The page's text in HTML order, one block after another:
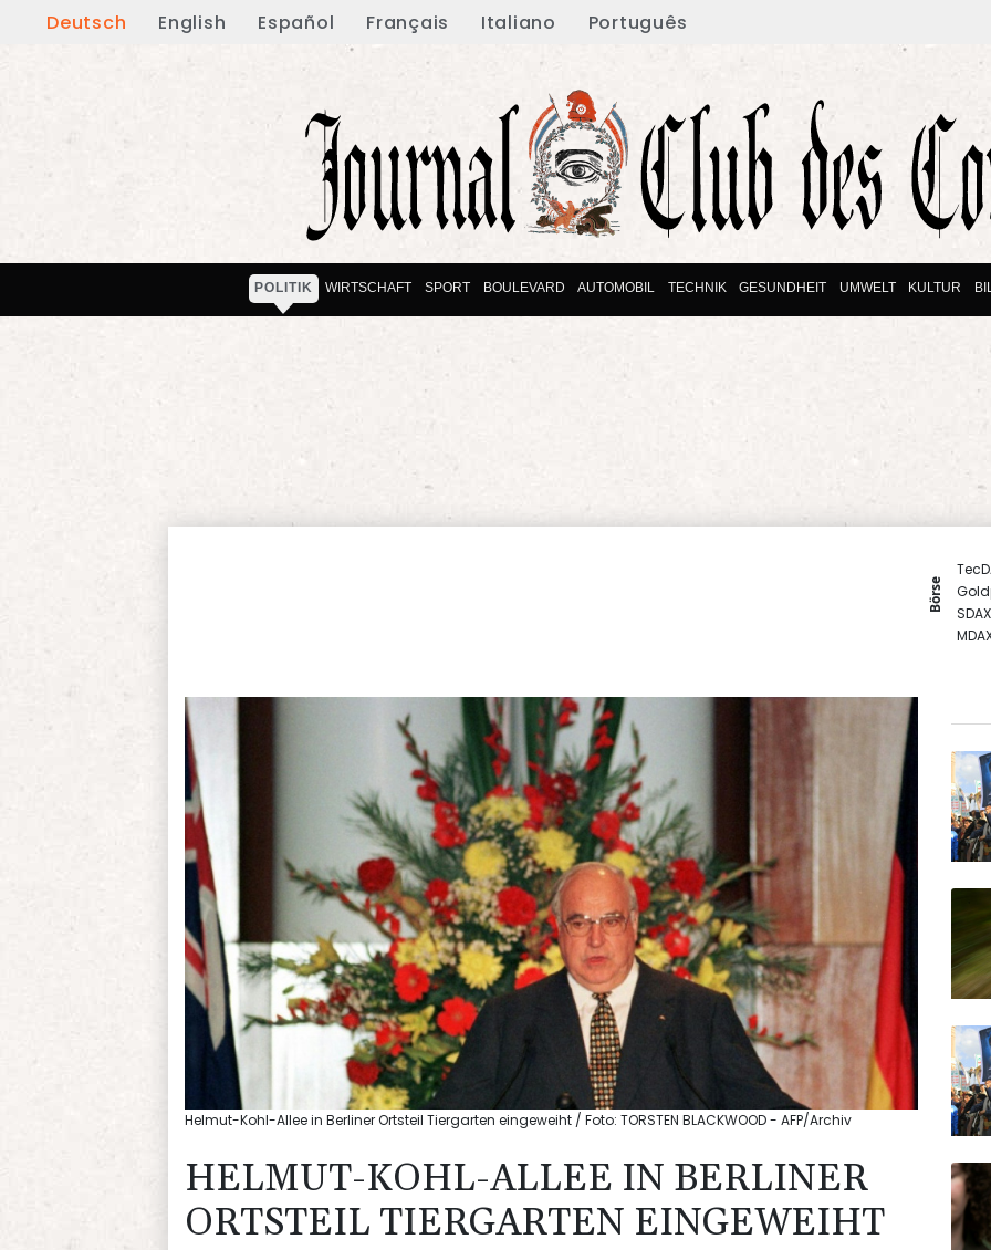
Deutsch English Español Français Italiano Português
POLITIK WIRTSCHAFT SPORT BOULEVARD AUTOMOBIL TECHNIK GESUNDHEIT UMWELT KULTUR
Börse
SDAX
Helmut-Kohl-Allee in Berliner Ortsteil Tiergarten eingeweiht / Foto: TORSTEN BLACKWOOD - AFP/Archiv
HELMUT-KOHL-ALLEE IN BERLINER
ORTSTEIL TIERGARTEN EINGEWEIHT